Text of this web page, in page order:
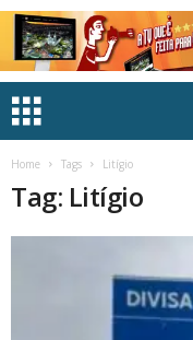
Home Tags Litígio
Tag: Litígio